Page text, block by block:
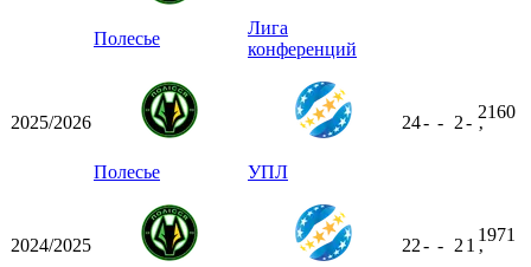
Полесье
Лига
конференций
2025/2026
Полесье УПЛ
24- - 2-
2160
ʼ
2024/2025 22- - 2 1
1971
ʼ